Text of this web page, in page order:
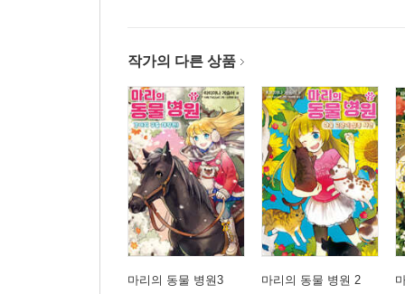
5. 새끼 돼지들이 위험해
6. 초코칩의 난동
7. 도도한 밀바
8. 작전 회의
9. 한밤중의 작은 모험
10. 사라진 고양이들은 어디에?
11. 새로운 증거
12. 밀바의 도움이 필요해
13. 작은 영웅들
마리의 진료 카드
작가의 다른 상품
마리의 동물 병원3 마리의 동물 병원 2